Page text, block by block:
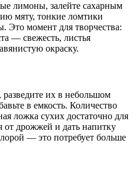
лимоны, залейте сахарным
мяту, тонкие ломтики
Это момент для творчества:
— свежесть, листья
окраску.
их в небольшом
в емкость. Количество
ложка сухих достаточно для
от дрожжей и дать напитку
— это потребует больше